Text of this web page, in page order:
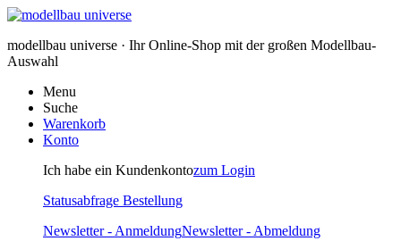
modellbau universe · Ihr Online-Shop mit der großen Modellbau-
Auswahl
Menu
Suche
Warenkorb
Konto
Ich habe ein Kundenkontozum Login
Statusabfrage Bestellung
Newsletter - AnmeldungNewsletter - Abmeldung